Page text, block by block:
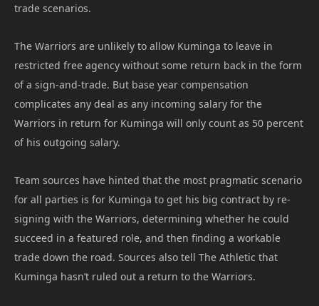
trade scenarios.
The Warriors are unlikely to allow Kuminga to leave in
restricted free agency without some return back in the form
of a sign-and-trade. But base year compensation
complicates any deal as any incoming salary for the
Warriors in return for Kuminga will only count as 50 percent
of his outgoing salary.
Team sources have hinted that the most pragmatic scenario
for all parties is for Kuminga to get his big contract by re-
signing with the Warriors, determining whether he could
succeed in a featured role, and then finding a workable
trade down the road. Sources also tell The Athletic that
Kuminga hasn’t ruled out a return to the Warriors.